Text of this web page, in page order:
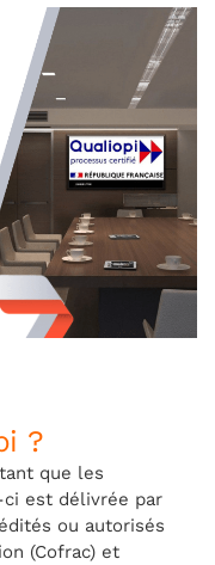
?
que les
est délivrée par
ou autorisés
(Cofrac) et